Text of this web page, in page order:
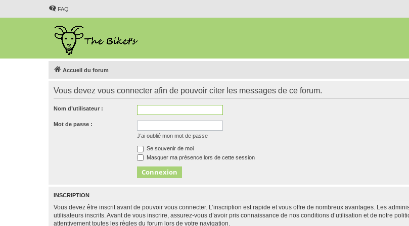
FAQ
Accueil du forum
Vous devez vous connecter afin de pouvoir citer les messages de ce forum.
Nom d’utilisateur :
Mot de passe :
J’ai oublié mon mot de passe
Se souvenir de moi
Masquer ma présence lors de cette session
INSCRIPTION
Vous devez être inscrit avant de pouvoir vous connecter. L’inscription est rapide et vous offre de nombreux avantages. Les
utilisateurs inscrits. Avant de vous inscrire, assurez-vous d’avoir pris connaissance de nos conditions d’utilisation et de notre
attentivement toutes les règles du forum lors de votre navigation.